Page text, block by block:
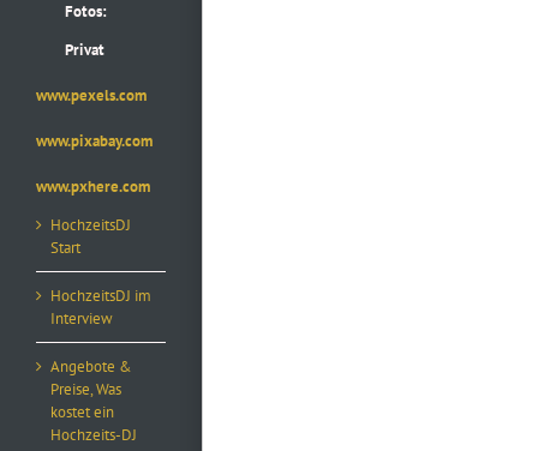
Fotos:
Privat
www.pexels.com
www.pixabay.com
www.pxhere.com
HochzeitsDJ
Start
HochzeitsDJ im
Interview
Angebote &
Preise, Was
kostet ein
Hochzeits-DJ